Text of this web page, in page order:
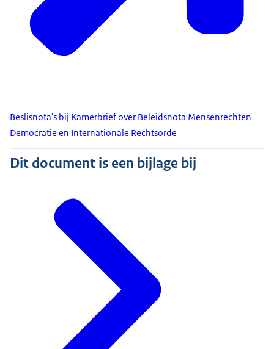
Beslisnota's bij Kamerbrief over Beleidsnota Mensenrechten
Democratie en Internationale Rechtsorde
Dit document is een bijlage bij